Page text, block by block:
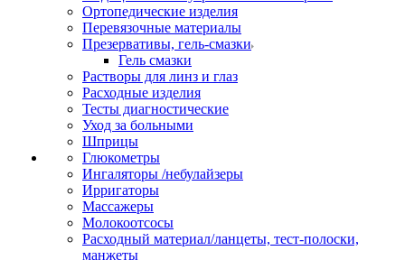
Ортопедические изделия
Перевязочные материалы
Презервативы, гель-смазки
Гель смазки
Растворы для линз и глаз
Расходные изделия
Тесты диагностические
Уход за больными
Шприцы
Глюкометры
Ингаляторы /небулайзеры
Ирригаторы
Массажеры
Молокоотсосы
Расходный материал/ланцеты, тест-полоски,
манжеты